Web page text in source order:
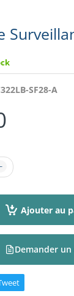
SF28-A
Ajouter au
Demander un